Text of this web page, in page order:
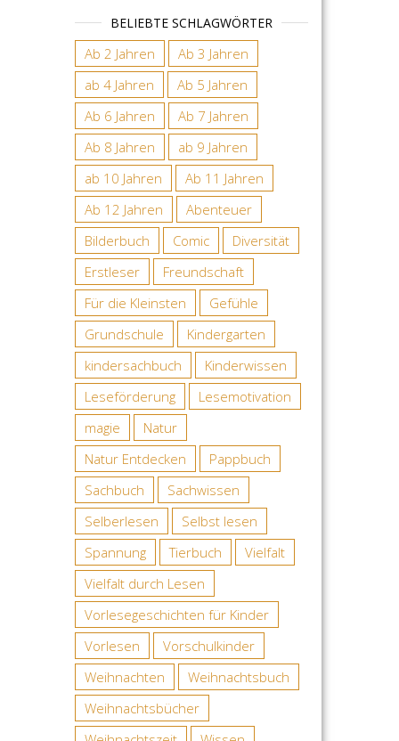
BELIEBTE SCHLAGWÖRTER
Ab 2 Jahren
Ab 3 Jahren
ab 4 Jahren
Ab 5 Jahren
Ab 6 Jahren
Ab 7 Jahren
Ab 8 Jahren
ab 9 Jahren
ab 10 Jahren
Ab 11 Jahren
Ab 12 Jahren
Abenteuer
Bilderbuch
Comic
Diversität
Erstleser
Freundschaft
Für die Kleinsten
Gefühle
Grundschule
Kindergarten
kindersachbuch
Kinderwissen
Leseförderung
Lesemotivation
magie
Natur
Natur Entdecken
Pappbuch
Sachbuch
Sachwissen
Selberlesen
Selbst lesen
Spannung
Tierbuch
Vielfalt
Vielfalt durch Lesen
Vorlesegeschichten für Kinder
Vorlesen
Vorschulkinder
Weihnachten
Weihnachtsbuch
Weihnachtsbücher